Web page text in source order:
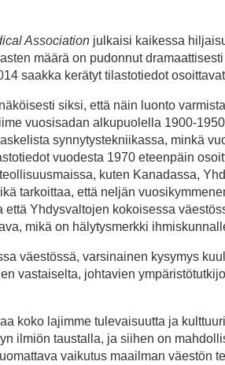
Association julkaisi kaikessa
määrä on pudonnut
saakka kerätyt tilastotiedot
siksi, että näin luonto
vuosisadan alkupuolella 1900-
synnytystekniikassa, minkä
vuodesta 1970 eteenpäin
kuten Kanadassa,
tarkoittaa, että neljän
Yhdysvaltojen kokoisessa
mikä on hälytysmerkki
väestössä, varsinainen kysymys
vastaiselta, johtavien
koko lajimme tulevaisuutta ja
ilmiön taustalla, ja siihen on
vaikutus maailman väestön